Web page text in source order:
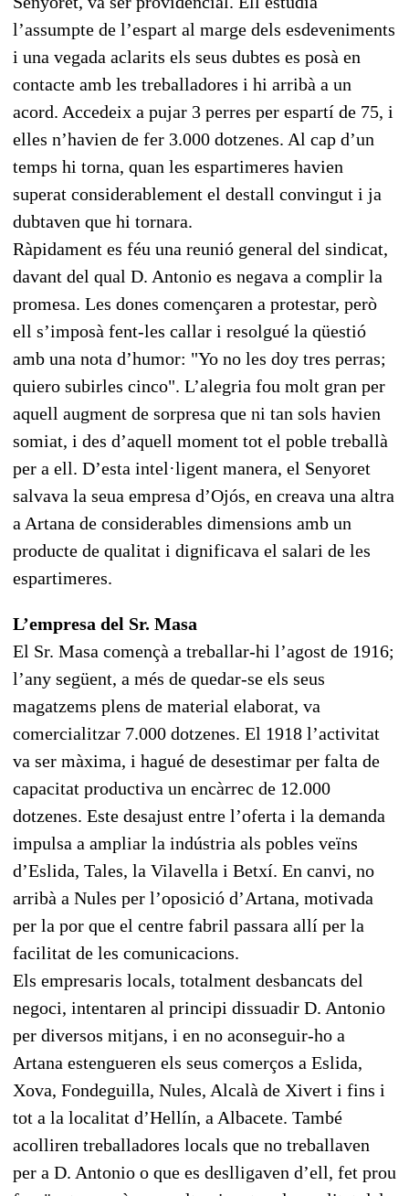
l’assumpte de l’espart al marge dels esdeveniments
i una vegada aclarits els seus dubtes es posà en
contacte amb les treballadores i hi arribà a un
acord. Accedeix a pujar 3 perres per espartí de 75, i
elles n’havien de fer 3.000 dotzenes. Al cap d’un
temps hi torna, quan les espartimeres havien
superat considerablement el destall convingut i ja
dubtaven que hi tornara.
Ràpidament es féu una reunió general del sindicat,
davant del qual D. Antonio es negava a complir la
promesa. Les dones començaren a protestar, però
ell s’imposà fent-les callar i resolgué la qüestió
amb una nota d’humor: "Yo no les doy tres perras;
quiero subirles cinco". L’alegria fou molt gran per
aquell augment de sorpresa que ni tan sols havien
somiat, i des d’aquell moment tot el poble treballà
per a ell. D’esta intel·ligent manera, el Senyoret
salvava la seua empresa d’Ojós, en creava una altra
a Artana de considerables dimensions amb un
producte de qualitat i dignificava el salari de les
espartimeres.
L’empresa del Sr. Masa
El Sr. Masa començà a treballar-hi l’agost de 1916;
l’any següent, a més de quedar-se els seus
magatzems plens de material elaborat, va
comercialitzar 7.000 dotzenes. El 1918 l’activitat
va ser màxima, i hagué de desestimar per falta de
capacitat productiva un encàrrec de 12.000
dotzenes. Este desajust entre l’oferta i la demanda
impulsa a ampliar la indústria als pobles veïns
d’Eslida, Tales, la Vilavella i Betxí. En canvi, no
arribà a Nules per l’oposició d’Artana, motivada
per la por que el centre fabril passara allí per la
facilitat de les comunicacions.
Els empresaris locals, totalment desbancats del
negoci, intentaren al principi dissuadir D. Antonio
per diversos mitjans, i en no aconseguir-ho a
Artana estengueren els seus comerços a Eslida,
Xova, Fondeguilla, Nules, Alcalà de Xivert i fins i
tot a la localitat d’Hellín, a Albacete. També
acolliren treballadores locals que no treballaven
per a D. Antonio o que es deslligaven d’ell, fet prou